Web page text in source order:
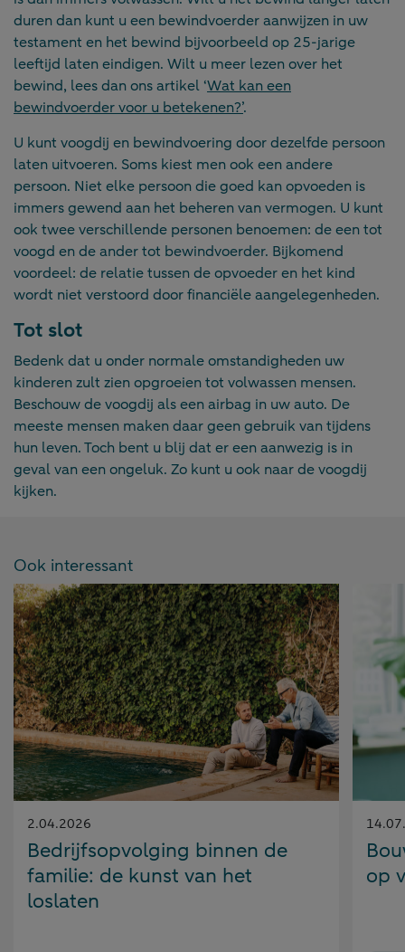
duren dan kunt u een bewindvoerder aanwijzen in uw
testament en het bewind bijvoorbeeld op 25-jarige
leeftijd laten eindigen. Wilt u meer lezen over het
bewind, lees dan ons artikel ‘Wat kan een
bewindvoerder voor u betekenen?’.
U kunt voogdij en bewindvoering door dezelfde persoon
laten uitvoeren. Soms kiest men ook een andere
persoon. Niet elke persoon die goed kan opvoeden is
immers gewend aan het beheren van vermogen. U kunt
ook twee verschillende personen benoemen: de een tot
voogd en de ander tot bewindvoerder. Bijkomend
voordeel: de relatie tussen de opvoeder en het kind
wordt niet verstoord door financiële aangelegenheden.
Tot slot
Bedenk dat u onder normale omstandigheden uw
kinderen zult zien opgroeien tot volwassen mensen.
Beschouw de voogdij als een airbag in uw auto. De
meeste mensen maken daar geen gebruik van tijdens
hun leven. Toch bent u blij dat er een aanwezig is in
geval van een ongeluk. Zo kunt u ook naar de voogdij
kijken.
Ook interessant
Gepubliceerd
op:
2.04.2026
Bedrijfsopvolging binnen de
familie: de kunst van het
loslaten
op:
op